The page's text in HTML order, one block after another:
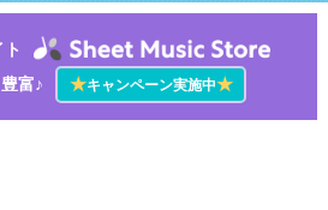
富♪
★キャンペーン実施中★